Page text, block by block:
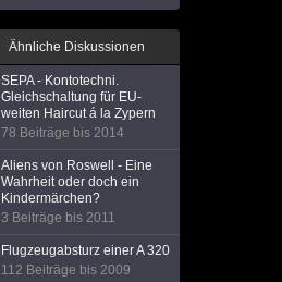
Ähnliche Diskussionen
SEPA - Kontotechni.
Gleichschaltung für EU-
weiten Haircut á la Zypern
78 Beiträge bis 2014
Aliens von Roswell - Eine
Wahrheit oder doch ein
Kindermärchen?
3 Beiträge bis 2011
Flugzeugabsturz einer A 320
112 Beiträge bis 2009